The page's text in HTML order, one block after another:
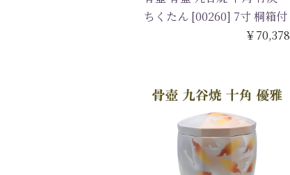
ちくたん [00260] 7寸 桐箱付
￥70,378